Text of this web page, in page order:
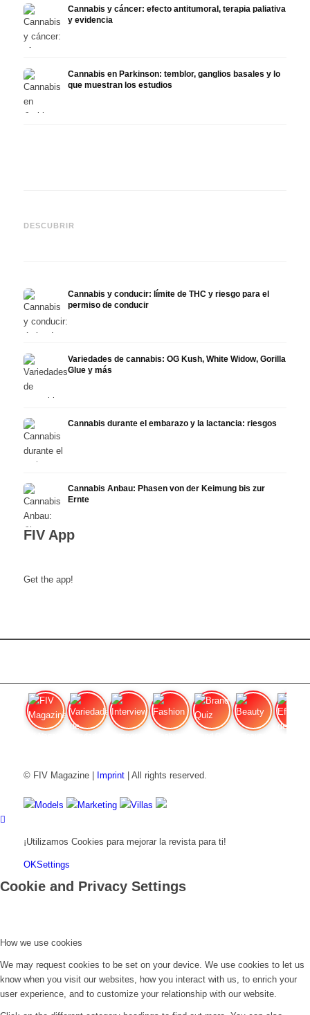
Cannabis y cáncer: efecto antitumoral, terapia paliativa
y evidencia
Cannabis en Parkinson: temblor, ganglios basales y lo
que muestran los estudios
DESCUBRIR
automedición y lo que
Cannabis y conducir: límite de THC y riesgo para el
permiso de conducir
Variedades de cannabis: OG Kush, White Widow, Gorilla
Glue y más
Cannabis durante el embarazo y la lactancia: riesgos
Cannabis Anbau: Phasen von der Keimung bis zur
Ernte
FIV App
Get the app!
© FIV Magazine | Imprint| All rights reserved.
Models Marketing Villas
¡Utilizamos Cookies para mejorar la revista para ti!
OKSettings
Cookie and Privacy Settings
How we use cookies
We may request cookies to be set on your device. We use cookies to let us
know when you visit our websites, how you interact with us, to enrich your
user experience, and to customize your relationship with our website.